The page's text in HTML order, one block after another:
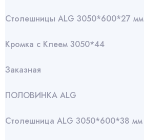
Столешницы ALG 3050*600*27 мм
Кромка с Клеем 3050*44
Заказная
ПОЛОВИНКА ALG
Столешница ALG 3050*600*38 мм